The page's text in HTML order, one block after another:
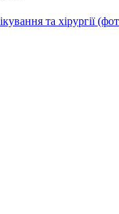
та хірургії